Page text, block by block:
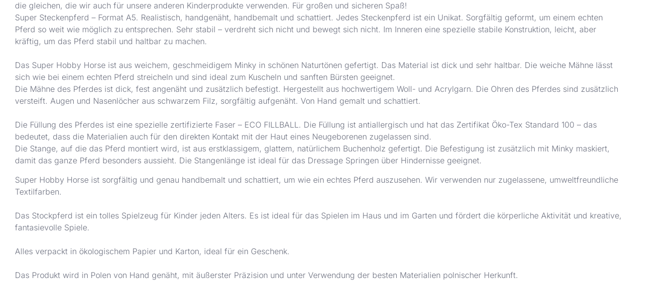
die gleichen, die wir auch für unsere anderen Kinderprodukte verwenden. Für großen und sicheren Spaß!
Super Steckenpferd – Format A5. Realistisch, handgenäht, handbemalt und schattiert. Jedes Steckenpferd ist ein Unikat. Sorgfältig geformt, um einem echten
Pferd so weit wie möglich zu entsprechen. Sehr stabil – verdreht sich nicht und bewegt sich nicht. Im Inneren eine spezielle stabile Konstruktion, leicht, aber
kräftig, um das Pferd stabil und haltbar zu machen.
Das Super Hobby Horse ist aus weichem, geschmeidigem Minky in schönen Naturtönen gefertigt. Das Material ist dick und sehr haltbar. Die weiche Mähne lässt
sich wie bei einem echten Pferd streicheln und sind ideal zum Kuscheln und sanften Bürsten geeignet.
Die Mähne des Pferdes ist dick, fest angenäht und zusätzlich befestigt. Hergestellt aus hochwertigem Woll- und Acrylgarn. Die Ohren des Pferdes sind zusätzlich
versteift. Augen und Nasenlöcher aus schwarzem Filz, sorgfältig aufgenäht. Von Hand gemalt und schattiert.
Die Füllung des Pferdes ist eine spezielle zertifizierte Faser – ECO FILLBALL. Die Füllung ist antiallergisch und hat das Zertifikat Öko-Tex Standard 100 – das
bedeutet, dass die Materialien auch für den direkten Kontakt mit der Haut eines Neugeborenen zugelassen sind.
Die Stange, auf die das Pferd montiert wird, ist aus erstklassigem, glattem, natürlichem Buchenholz gefertigt. Die Befestigung ist zusätzlich mit Minky maskiert,
damit das ganze Pferd besonders aussieht. Die Stangenlänge ist ideal für das Dressage Springen über Hindernisse geeignet.
Super Hobby Horse ist sorgfältig und genau handbemalt und schattiert, um wie ein echtes Pferd auszusehen. Wir verwenden nur zugelassene, umweltfreundliche
Textilfarben.
Das Stockpferd ist ein tolles Spielzeug für Kinder jeden Alters. Es ist ideal für das Spielen im Haus und im Garten und fördert die körperliche Aktivität und kreative,
fantasievolle Spiele.
Alles verpackt in ökologischem Papier und Karton, ideal für ein Geschenk.
Das Produkt wird in Polen von Hand genäht, mit äußerster Präzision und unter Verwendung der besten Materialien polnischer Herkunft.